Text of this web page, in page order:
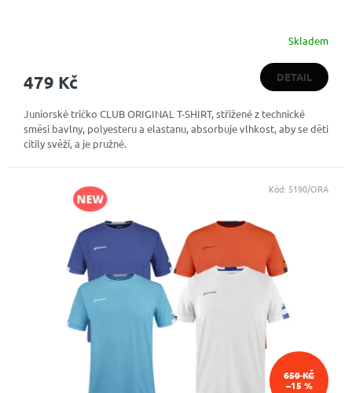
je
z
5
hvězdiček.
Skladem
479 Kč DETAIL
Juniorské tričko CLUB ORIGINAL T-SHIRT, střižené z technické
směsi bavlny, polyesteru a elastanu, absorbuje vlhkost, aby se děti
cítily svěží, a je pružné.
650 KČ
–15 %
Kód: 5190/ORA